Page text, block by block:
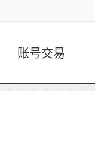
账号交易